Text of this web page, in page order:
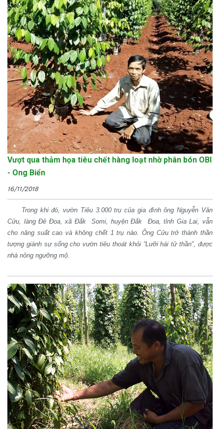
Vượt qua thảm họa tiêu chết hàng loạt nhờ phân bón OBI
- Ong Biển
16/11/2018
Trong khi đó, vườn Tiêu 3.000 trụ của gia đình ông Nguyễn Văn
Cửu, làng Đê Đoa, xã Đắk Somi, huyện Đắk Đoa, tỉnh Gia Lai, vẫn
cho năng suất cao và không chết 1 trụ nào. Ông Cửu trở thành thần
tượng giành sự sống cho vườn tiêu thoát khỏi “Lưỡi hái tử thần”, được
nhà nông ngưỡng mộ.